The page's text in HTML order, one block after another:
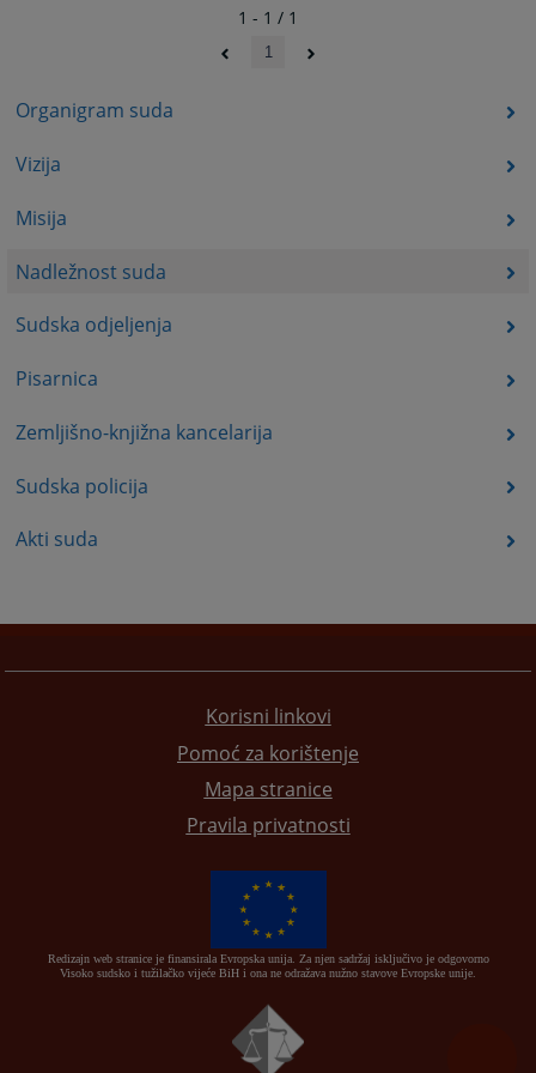
Organigram suda
Vizija
Misija
Nadležnost suda
Sudska odjeljenja
Pisarnica
Zemljišno-knjižna kancelarija
Sudska policija
Akti suda
1 - 1 / 1
1
Korisni linkovi
Pomoć za korištenje
Mapa stranice
Pravila privatnosti
Redizajn web stranice je finansirala Evropska unija. Za njen sadržaj isključivo je odgovorno
Visoko sudsko i tužilačko vijeće BiH i ona ne odražava nužno stavove Evropske unije.